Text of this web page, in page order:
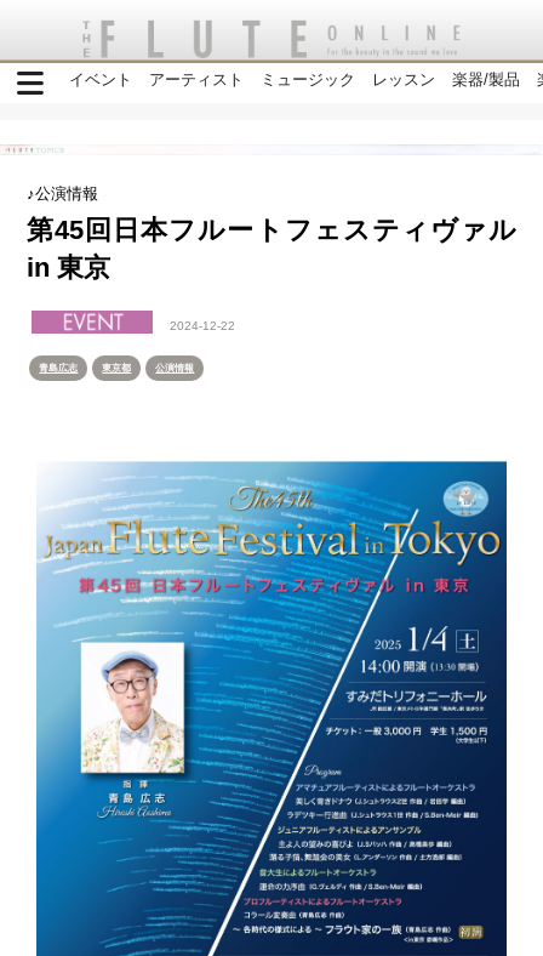
イベント アーティスト ミュージック レッスン 楽器/製品
♪公演情報
第45回日本フルートフェスティヴァル
in 東京
2024-12-22
青島広志 東京都 公演情報